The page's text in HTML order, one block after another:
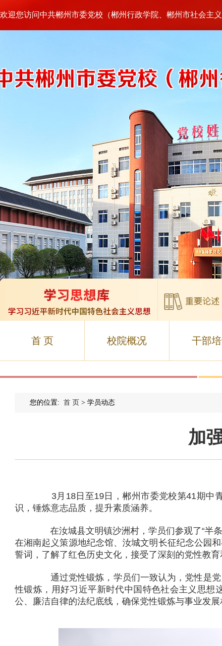
欢迎您访问中共郴州市委党校（郴州行政学院、郴州市社会主
首 页 校院概况 干部
您的位置: 首 页 > 学员动态
加
3月18日至19日，郴州市委党校第41期中青
识，锤炼意志品质，提升素质涵养。
在汝城县文明镇沙洲村，学员们参观了“半条
在湘南起义策源地纪念馆、汝城文明长征纪念公园
誓词，了解了红色历史文化，接受了深刻的党性教
通过党性锻炼，学员们一致认为，党性是党
性锻炼，用好习近平新时代中国特色社会主义思想
公、廉洁自律的法纪底线，确保党性锻炼与事业发